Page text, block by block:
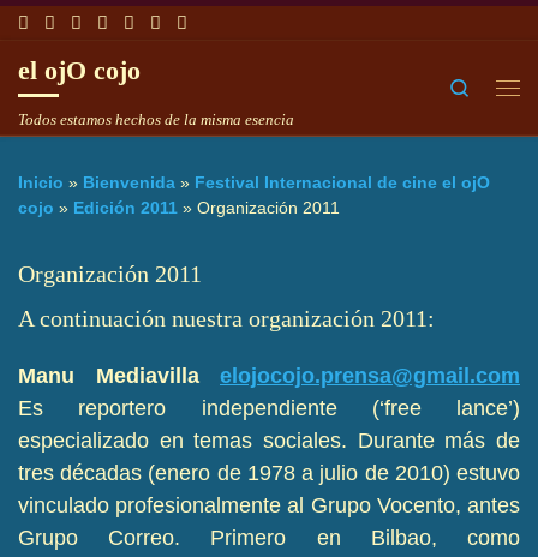
Saltar al contenido
el ojO cojo
Todos estamos hechos de la misma esencia
Search
Inicio » Bienvenida » Festival Internacional de cine el ojO
cojo » Edición 2011 » Organización 2011
Organización 2011
A continuación nuestra organización 2011:
Manu Mediavilla
elojocojo.prensa@gmail.com
Es reportero independiente (‘free lance’)
especializado en temas sociales. Durante más de
tres décadas (enero de 1978 a julio de 2010) estuvo
vinculado profesionalmente al Grupo Vocento, antes
Grupo Correo. Primero en Bilbao, como